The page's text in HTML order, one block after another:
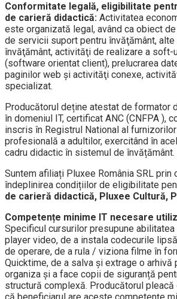
Conformitate legală, eligibilitate
de carieră didactică: Activitatea
este organizată legal, având ca obiect
de servicii suport pentru învăţământ,
învăţământ, activităţi de realizare a soft-
(software orientat client), prelucrarea
paginilor web şi activităţi conexe,
specializat.
Producătorul deține atestat de formator
în domeniul IT, certificat ANC (CNFPA ),
inscris în Registrul National al
profesională a adultilor, exercitând în
cadru didactic în sistemul de învățământ.
Suntem afiliați Pluxee România SRL prin
îndeplinirea condițiilor de eligibilitate
de carieră didactică, Pluxee Cultură,
Competențe minime IT necesare
Specificul cursurilor presupune abilitatea
player video, de a instala codecurile
de operare, de a rula / viziona filme în
Quicktime, de a salva și extrage o arhivă
organiza și a face copii de siguranță
structură complexă. Producătorul